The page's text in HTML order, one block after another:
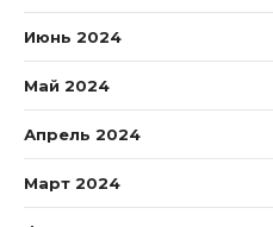
Июнь 2024
Май 2024
Апрель 2024
Март 2024